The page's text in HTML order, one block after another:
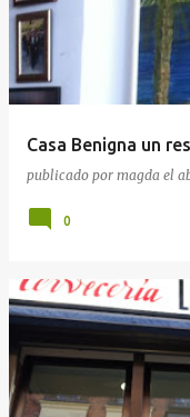
Casa Benigna un
publicado por magda el
0